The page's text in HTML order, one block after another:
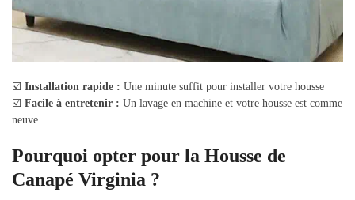
☑️ Installation rapide : Une minute suffit pour installer votre housse
☑️ Facile à entretenir : Un lavage en machine et votre housse est comme
neuve.
Pourquoi opter pour la Housse de
Canapé Virginia ?